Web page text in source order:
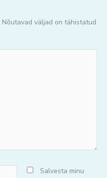
Nõutavad väljad on tähistatud
Salvesta minu